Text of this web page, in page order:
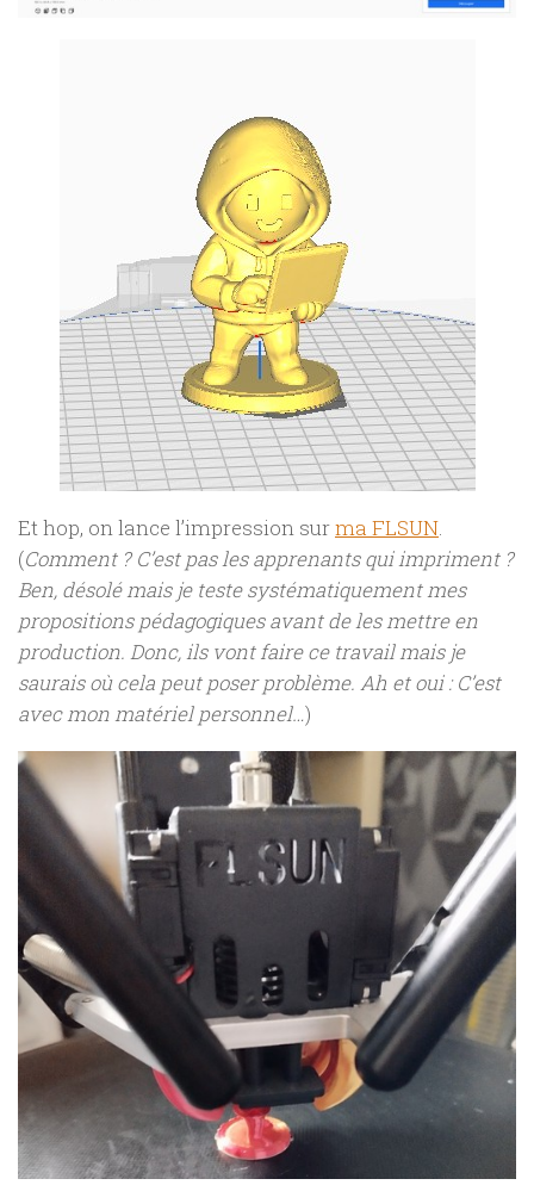
Et hop, on lance l’impression surma FLSUN.
(Comment ? C’est pas les apprenants qui impriment ?
Ben, désolé mais je teste systématiquement mes
propositions pédagogiques avant de les mettre en
production. Donc, ils vont faire ce travail mais je
saurais où cela peut poser problème. Ah et oui : C’est
avec mon matériel personnel…)